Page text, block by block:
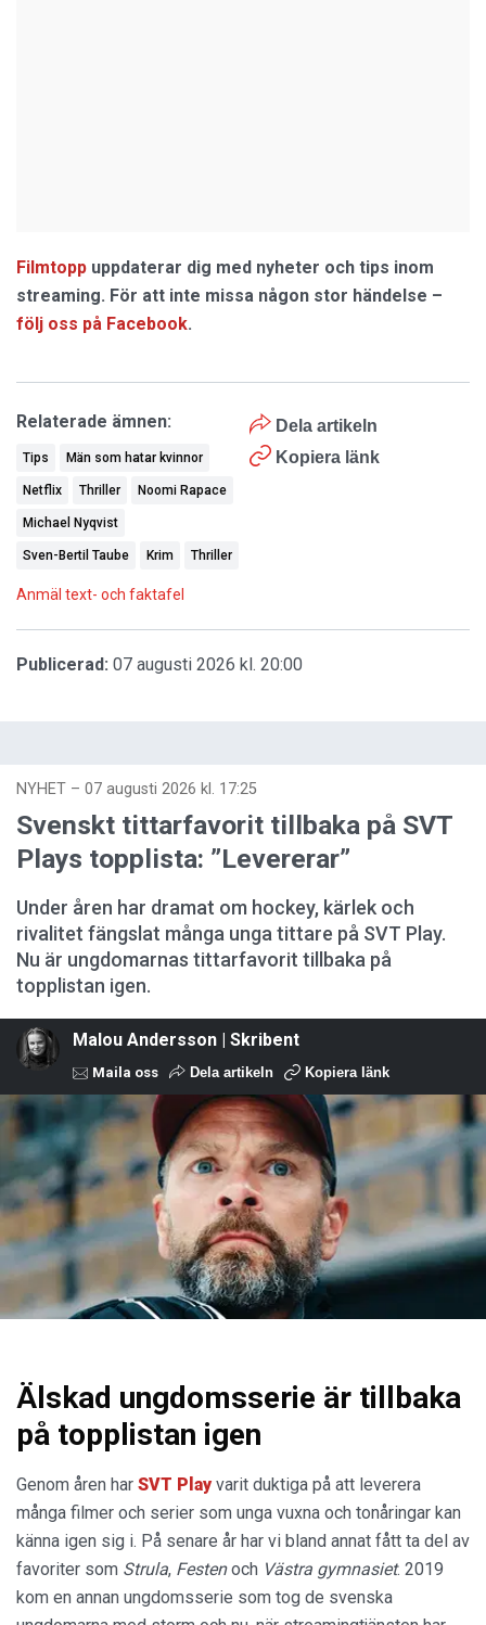
Filmtopp uppdaterar dig med nyheter och tips inom
streaming. För att inte missa någon stor händelse –
följ oss på Facebook.
Dela artikeln
Kopiera länk
Relaterade ämnen:
Tips Män som hatar kvinnor
Netflix Thriller Noomi Rapace
Michael Nyqvist
Sven-Bertil Taube Krim Thriller
Anmäl text- och faktafel
Publicerad: 07 augusti 2026 kl. 20:00
NYHET – 07 augusti 2026 kl. 17:25
Svenskt tittarfavorit tillbaka på SVT
Plays topplista: ”Levererar”
Under åren har dramat om hockey, kärlek och
rivalitet fängslat många unga tittare på SVT Play.
Nu är ungdomarnas tittarfavorit tillbaka på
topplistan igen.
Malou Andersson | Skribent
Maila oss Dela artikeln Kopiera länk
Älskad ungdomsserie är tillbaka
på topplistan igen
Genom åren har SVT Playvarit duktiga på att leverera
många filmer och serier som unga vuxna och tonåringar kan
känna igen sig i. På senare år har vi bland annat fått ta del av
favoriter som Strula, Festenoch Västra gymnasiet. 2019
kom en annan ungdomsserie som tog de svenska